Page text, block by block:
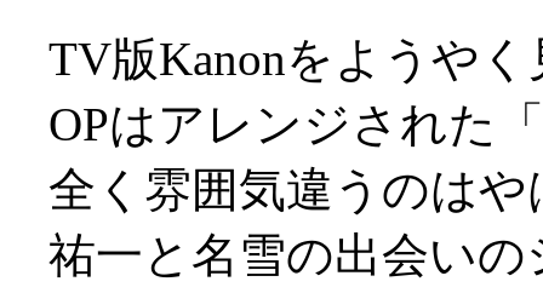
TV版Kanonをようやく
OPはアレンジされた
全く雰囲気違うのは
祐一と名雪の出会い